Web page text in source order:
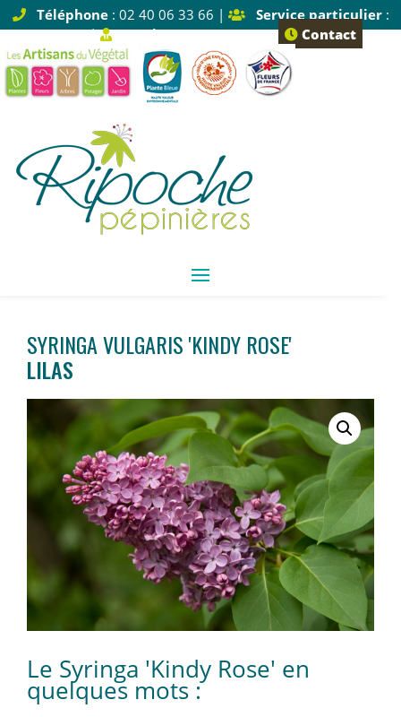
Téléphone: 02 40 06 33 66 | Service particulier:
Tapez 1 |
Service pro: Tapez 2 Contact
SYRINGA VULGARIS 'KINDY ROSE'
LILAS
Le Syringa 'Kindy Rose' en
quelques mots :